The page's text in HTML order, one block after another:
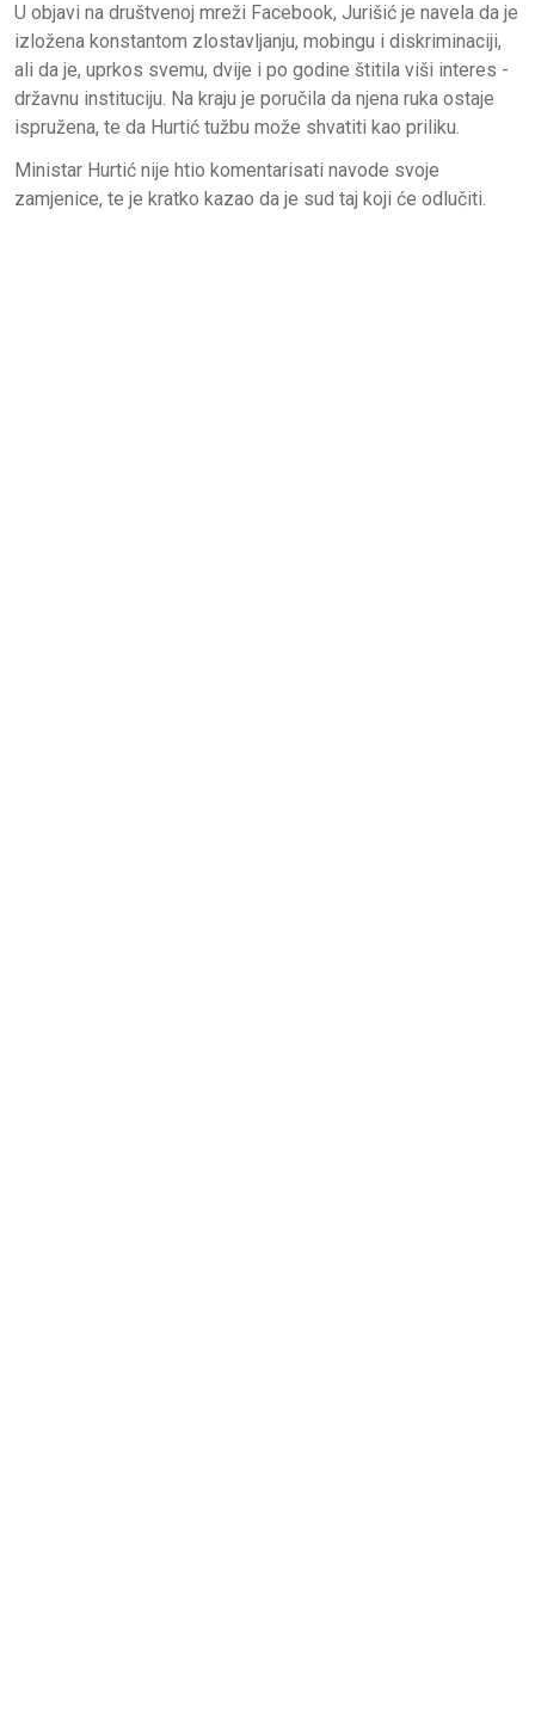
U objavi na društvenoj mreži Facebook, Jurišić je navela da je
izložena konstantom zlostavljanju, mobingu i diskriminaciji,
ali da je, uprkos svemu, dvije i po godine štitila viši interes -
državnu instituciju. Na kraju je poručila da njena ruka ostaje
ispružena, te da Hurtić tužbu može shvatiti kao priliku.
Ministar Hurtić nije htio komentarisati navode svoje
zamjenice, te je kratko kazao da je sud taj koji će odlučiti.